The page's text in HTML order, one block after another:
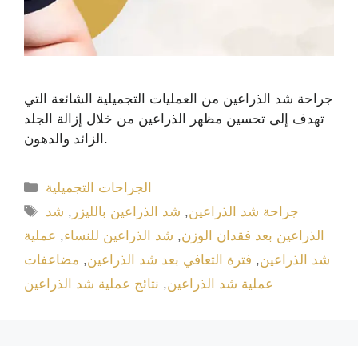
جراحة شد الذراعين من العمليات التجميلية الشائعة التي
تهدف إلى تحسين مظهر الذراعين من خلال إزالة الجلد
الزائد والدهون.
الجراحات التجميلية
جراحة شد الذراعين, شد الذراعين بالليزر , شد
الذراعين بعد فقدان الوزن, شد الذراعين للنساء, عملية
شد الذراعين, فترة التعافي بعد شد الذراعين, مضاعفات
عملية شد الذراعين, نتائج عملية شد الذراعين